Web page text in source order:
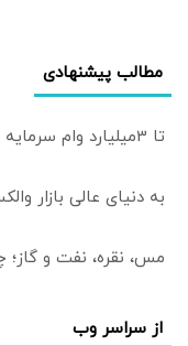
مطالب پیشنهادی
تا 3میلیارد وام سرمایه در گردش فروشندگان
به دنیای عالی بازار
مس، نقره، نفت و گاز؛
از سراسر وب